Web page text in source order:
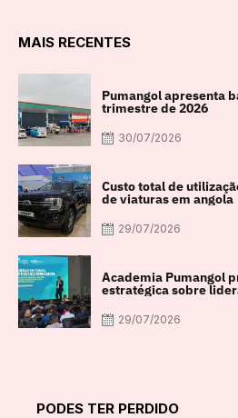
MAIS RECENTES
Pumangol apresenta
trimestre de 2026
30/07/2026
Custo total de
de viaturas em angola
29/07/2026
Academia Pumangol
estratégica sobre
especialista
29/07/2026
PODES TER PERDIDO